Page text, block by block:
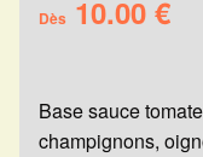
Dès 10.00 €
Base sauce
champignons,